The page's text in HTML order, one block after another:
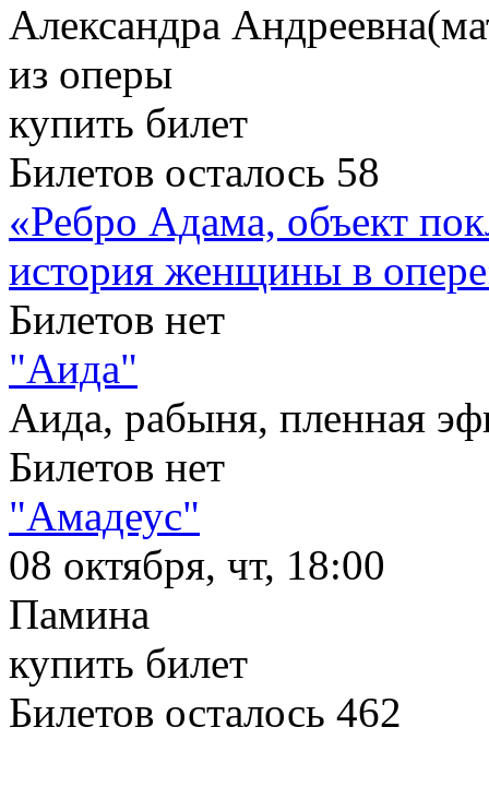
Александра
из оперы
купить билет
Билетов осталось 58
«Ребро Адама, объект
история женщины в
Билетов нет
"Аида"
Аида, рабыня, пленная
Билетов нет
"Амадеус"
08 октября, чт, 18:00
Памина
купить билет
Билетов осталось 462